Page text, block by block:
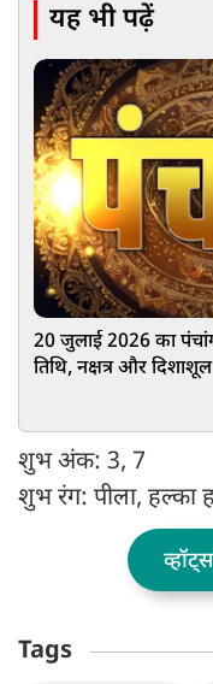
यह भी पढ़ें
20 जुलाई 2026 का
तिथि, नक्षत्र और दिशाशूल
शुभ अंक: 3, 7
शुभ रंग: पीला, हल्का
Tags